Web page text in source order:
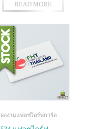
READ MORE
ผลงานแฟลชไดร์ฟการ์ด